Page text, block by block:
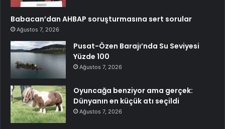
Babacan’dan AHBAP soruşturmasına sert sorular
Ağustos 7, 2026
Pusat-Özen Barajı’nda Su Seviyesi
Yüzde 100
Ağustos 7, 2026
Oyuncağa benziyor ama gerçek:
Dünyanın en küçük atı seçildi
Ağustos 7, 2026